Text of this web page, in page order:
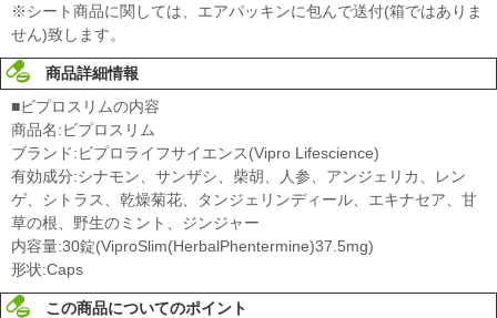
※シート商品に関しては、エアパッキンに包んで送付(箱ではありま
せん)致します。
商品詳細情報
■ビプロスリムの内容
商品名:ビプロスリム
ブランド:ビプロライフサイエンス(Vipro Lifescience)
有効成分:シナモン、サンザシ、柴胡、人参、アンジェリカ、レン
ゲ、シトラス、乾燥菊花、タンジェリンディール、エキナセア、甘
草の根、野生のミント、ジンジャー
内容量:30錠(ViproSlim(HerbalPhentermine)37.5mg)
形状:Caps
この商品についてのポイント